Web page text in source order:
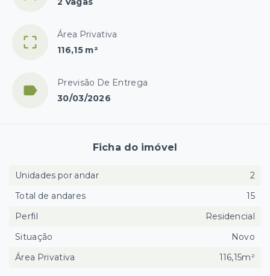
Área Privativa
116,15 m²
Previsão De Entrega
30/03/2026
Ficha do imóvel
Unidades por andar
2
Total de andares
15
Perfil
Residencial
Situação
Novo
Área Privativa
116,15m²